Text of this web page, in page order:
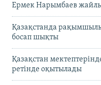
Ермек Нарымбаев
Қазақстанда
босап шықты
Қазақстан
ретінде оқытылады